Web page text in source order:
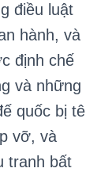
điều luật
hành, và
định chế
và những
quốc bị tê
vỡ, và
tranh bất